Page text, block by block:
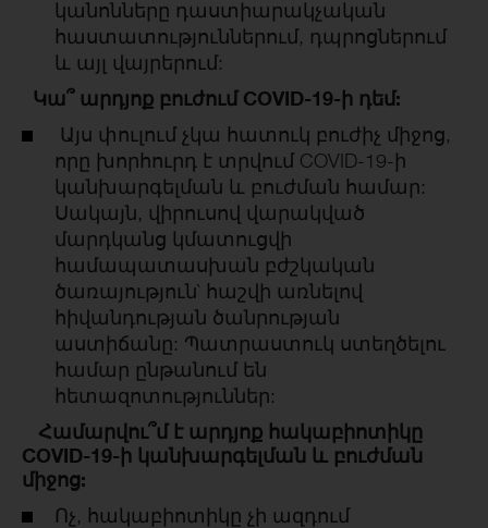
կանոնները դաստիարակչական
հաստատություններում, դպրոցներում
և այլ վայրերում:
Կա՞ արդյոք բուժում COVID-19-ի դեմ:
Այս փուլում չկա հատուկ բուժիչ միջոց,
որը խորհուրդ է տրվում COVID-19-ի
կանխարգելման և բուժման համար:
Սակայն, վիրուսով վարակված
մարդկանց կմատուցվի
համապատասխան բժշկական
ծառայություն` հաշվի առնելով
հիվանդության ծանրության
աստիճանը: Պատրաստուկ ստեղծելու
համար ընթանում են
հետազոտություններ:
Համարվու՞մ է արդյոք հակաբիոտիկը
COVID-19-ի կանխարգելման և բուժման
միջոց:
Ոչ, հակաբիոտիկը չի ազդում